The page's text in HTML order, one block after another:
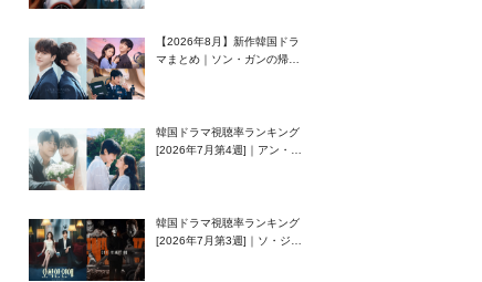
【2026年8月】新作韓国ドラ
マまとめ｜ソン・ガンの帰
韓国ドラマ視聴率ランキング
[2026年7月第4週]｜アン・ヒ
韓国ドラマ視聴率ランキング
[2026年7月第3週]｜ソ・ジソ